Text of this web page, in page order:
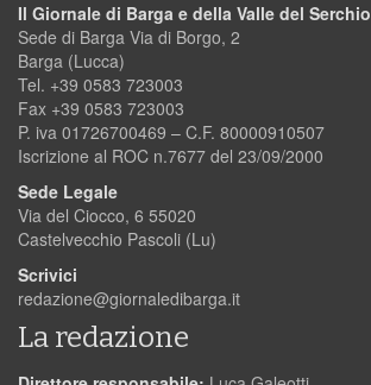
Il Giornale di Barga e della Valle del Serchio
Sede di Barga Via di Borgo, 2
Barga (Lucca)
Tel. +39 0583 723003
Fax +39 0583 723003
P. iva 01726700469 – C.F. 80000910507
Iscrizione al ROC n.7677 del 23/09/2000
Sede Legale
Via del Ciocco, 6 55020
Castelvecchio Pascoli (Lu)
Scrivici
redazione@giornaledibarga.it
La redazione